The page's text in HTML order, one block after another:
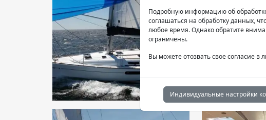
Подробную информацию об
соглашаться на обработку данных,
любое время. Однако обратите
ограничены.
Вы можете отозвать свое согласие в
Индивидуальные настройки